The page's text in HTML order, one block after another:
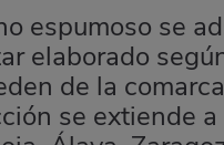
espumoso se
elaborado
de la
se extiende